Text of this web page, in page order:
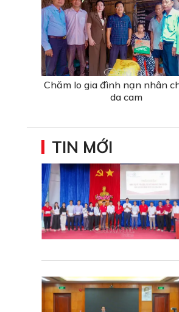
Chăm lo gia đình nạn nhân
da cam
TIN MỚI